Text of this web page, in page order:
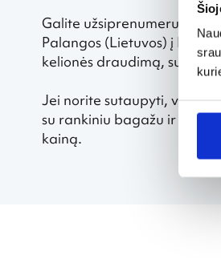
Galite užsiprenumeruoti
Palangos (Lietuvos) į Faro
kelionės draudimą,
Jei norite sutaupyti, verta
su rankiniu bagažu ir
kainą.